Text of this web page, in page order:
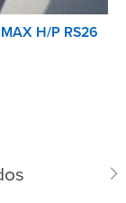
H/P RS26